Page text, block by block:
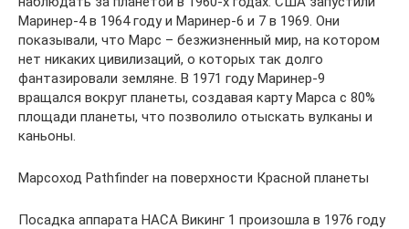
Маринер-4 в 1964 году и Маринер-6 и 7 в 1969. Они
показывали, что Марс – безжизненный мир, на котором
нет никаких цивилизаций, о которых так долго
фантазировали земляне. В 1971 году Маринер-9
вращался вокруг планеты, создавая карту Марса с 80%
площади планеты, что позволило отыскать вулканы и
каньоны.
Марсоход Pathfinder на поверхности Красной планеты
Посадка аппарата НАСА Викинг 1 произошла в 1976 году